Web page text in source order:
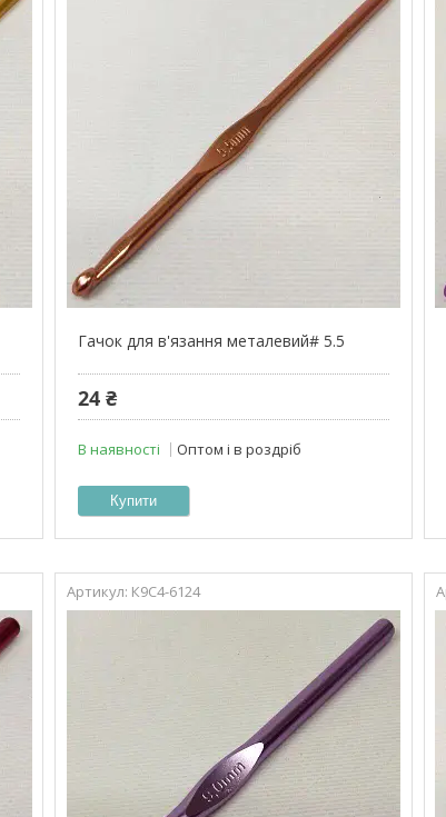
Гачок для в'язання металевий# 5.5
24 ₴
В наявності Оптом і в роздріб
Купити
К9С4-6124